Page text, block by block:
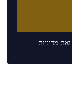
ואת מדיניות